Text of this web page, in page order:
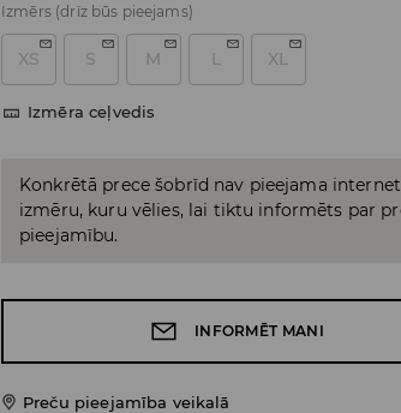
Izmērs (drīz būs pieejams)
XS S M L XL
Izmēra ceļvedis
Konkrētā prece šobrīd nav pieejama
izmēru, kuru vēlies, lai tiktu informēts par
pieejamību.
INFORMĒT MANI
Preču pieejamība veikalā